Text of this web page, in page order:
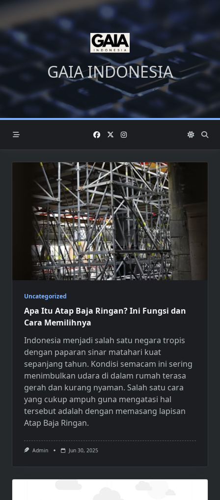
Skip
content
GAIA INDONESIA
Uncategorized
Apa Itu Atap Baja Ringan? Ini Fungsi dan
Cara Memilihnya
Indonesia menjadi salah satu negara tropis
dengan paparan sinar matahari kuat
sepanjang tahun. Kondisi semacam ini sering
menimbulkan udara di dalam rumah terasa
gerah dan kurang nyaman. Salah satu cara
yang cukup ampuh guna mengatasi hal
tersebut adalah dengan memasang lapisan
Atap Baja Ringan.
Admin Jun 30, 2025